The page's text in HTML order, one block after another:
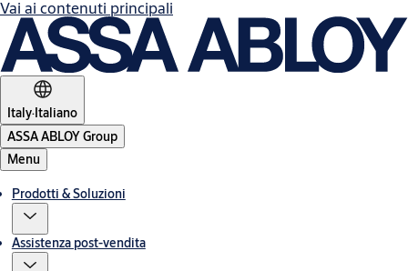
Vai ai contenuti principali
Italy·Italiano
ASSA ABLOY Group
Menu
Prodotti & Soluzioni
Assistenza post-vendita